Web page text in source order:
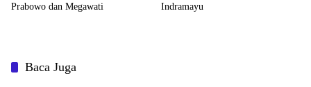
Prabowo dan Megawati
Baca Juga